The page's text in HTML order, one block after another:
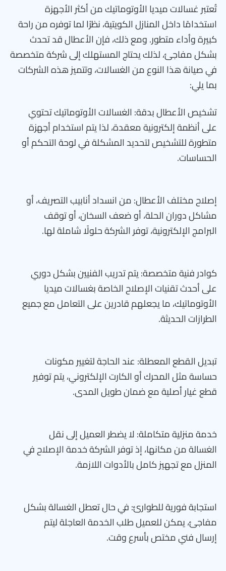
تُعتبر غسالات ميديا الأوتوماتيك من أكثر الأجهزة
استخدامًا داخل المنازل الكويتية، نظرًا لما توفره من راحة
كبيرة وأداء متطور. ومع ذلك، فإن الأعطال قد تحدث
بشكل مفاجئ، لذلك يحتاج المستهلك إلى شركة متخصصة
في صيانة هذا النوع من الغسالات، وتتميز هذه الشركات
بما يلي:
تشخيص الأعطال بدقة: الغسالات الأوتوماتيك تحتوي
على أنظمة إلكترونية معقدة، لذا يتم استخدام أجهزة
متطورة للتشخيص لتحديد المشكلة في لوحة التحكم أو
الحساسات.
إصلاح مختلف الأعطال: من انسداد أنابيب التصريف، أو
مشاكل دوران الحلة، أو ضعف السخان، أو توقف
البرامج الإلكترونية، توفر الشركة حلولًا شاملة لها.
كوادر فنية متخصصة: يتم تدريب الفنيين بشكل دوري
على أحدث تقنيات الإصلاح الخاصة بغسالات ميديا
الأوتوماتيك، ما يجعلهم قادرين على التعامل مع جميع
الطرازات الحديثة.
تبديل القطع المعطلة: عند الحاجة لتغيير مكونات
حساسة مثل المحرك أو الكارت الإلكتروني، يتم توفير
قطع غيار أصلية مع ضمان طويل المدى.
خدمة منزلية متكاملة: لا يضطر العميل إلى نقل
الغسالة من مكانها، إذ توفر الشركة خدمة الإصلاح في
المنزل مع تجهيز كامل بالأدوات اللازمة.
استجابة فورية للطوارئ: في حال تعطل الغسالة بشكل
مفاجئ، يمكن للعميل طلب الخدمة العاجلة ليتم
إرسال فني مختص بأسرع وقت.